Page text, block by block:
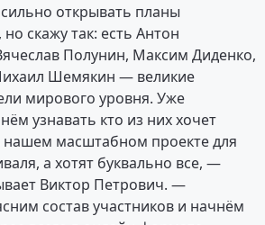
открывать планы
скажу так: есть Антон
Полунин, Максим Диденко,
Шемякин — великие
мирового уровня. Уже
узнавать кто из них хочет
нашем масштабном проекте для
а хотят буквально все, —
Виктор Петрович. —
состав участников и начнём